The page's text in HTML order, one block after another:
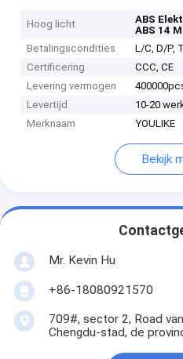
Hoog licht ABS
ABS 14
Betalingscondities
L/C, D/P,
Certificering
CCC, CE
Levering vermogen
Levertijd
10-20
Merknaam
YOULIKE
Bekijk
Mr. Kevin Hu
+86-18080921570
709#, sector 2, Road
Chengdu-stad, de